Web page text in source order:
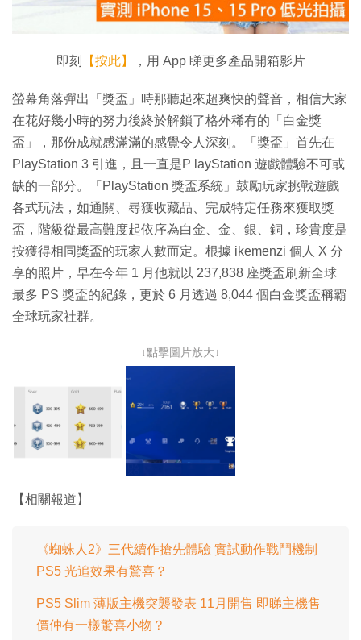
影
片
即刻 【按此】 ，用 App 睇更多產品開箱影片
螢幕角落彈出「獎盃」時那聽起來超爽快的聲音，相信大家
在花好幾小時的努力後終於解鎖了格外稀有的「白金獎
盃」，那份成就感滿滿的感覺令人深刻。「獎盃」首先在
PlayStation 3 引進，且一直是P layStation 遊戲體驗不可或
缺的一部分。「PlayStation 獎盃系統」鼓勵玩家挑戰遊戲
各式玩法，如通關、尋獲收藏品、完成特定任務來獲取獎
盃，階級從最高難度起依序為白金、金、銀、銅，珍貴度是
按獲得相同獎盃的玩家人數而定。根據 ikemenzi 個人 X 分
享的照片，早在今年 1 月他就以 237,838 座獎盃刷新全球
最多 PS 獎盃的紀錄，更於 6 月透過 8,044 個白金獎盃稱霸
全球玩家社群。
↓點擊圖片放大↓
【相關報道】
《蜘蛛人2》三代續作搶先體驗 實試動作戰鬥機制
PS5 光追效果有驚喜？
PS5 Slim 薄版主機突襲發表 11月開售 即睇主機售
價仲有一樣驚喜小物？